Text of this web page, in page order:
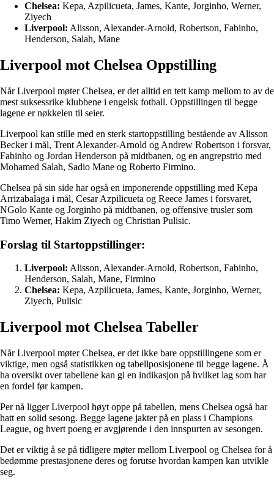
Chelsea: Kepa, Azpilicueta, James, Kante, Jorginho, Werner,
Ziyech
Liverpool: Alisson, Alexander-Arnold, Robertson, Fabinho,
Henderson, Salah, Mane
Liverpool mot Chelsea Oppstilling
Når Liverpool møter Chelsea, er det alltid en tett kamp mellom to av de
mest suksessrike klubbene i engelsk fotball. Oppstillingen til begge
lagene er nøkkelen til seier.
Liverpool kan stille med en sterk startoppstilling bestående av Alisson
Becker i mål, Trent Alexander-Arnold og Andrew Robertson i forsvar,
Fabinho og Jordan Henderson på midtbanen, og en angrepstrio med
Mohamed Salah, Sadio Mane og Roberto Firmino.
Chelsea på sin side har også en imponerende oppstilling med Kepa
Arrizabalaga i mål, Cesar Azpilicueta og Reece James i forsvaret,
NGolo Kante og Jorginho på midtbanen, og offensive trusler som
Timo Werner, Hakim Ziyech og Christian Pulisic.
Forslag til Startoppstillinger:
Liverpool: Alisson, Alexander-Arnold, Robertson, Fabinho,
Henderson, Salah, Mane, Firmino
Chelsea: Kepa, Azpilicueta, James, Kante, Jorginho, Werner,
Ziyech, Pulisic
Liverpool mot Chelsea Tabeller
Når Liverpool møter Chelsea, er det ikke bare oppstillingene som er
viktige, men også statistikken og tabellposisjonene til begge lagene. Å
ha oversikt over tabellene kan gi en indikasjon på hvilket lag som har
en fordel før kampen.
Per nå ligger Liverpool høyt oppe på tabellen, mens Chelsea også har
hatt en solid sesong. Begge lagene jakter på en plass i Champions
League, og hvert poeng er avgjørende i den innspurten av sesongen.
Det er viktig å se på tidligere møter mellom Liverpool og Chelsea for å
bedømme prestasjonene deres og forutse hvordan kampen kan utvikle
seg.